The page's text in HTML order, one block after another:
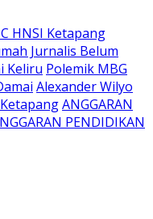
HNSI Ketapang
Jurnalis Belum
Keliru Polemik MBG
Alexander Wilyo
ANGGARAN
PENDIDIKAN